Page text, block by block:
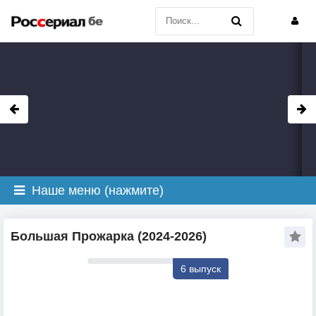
Наше меню (нажмите)
Большая Прожарка (2024-2026)
6 выпуск